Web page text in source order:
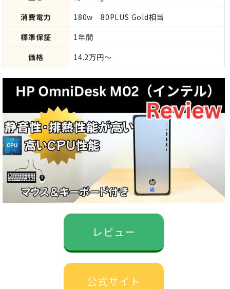
消費電力
180w 80PLUS Gold相当
標準保証
1年間
価格
14.2万円～
レビュー
公式サイト